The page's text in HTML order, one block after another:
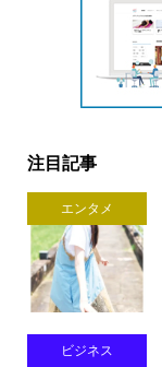
注目記事
エンタメ
ビジネス